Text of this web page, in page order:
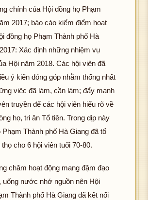
chính của Hội đồng họ Phạm
2017; báo cáo kiểm điểm hoạt
đồng họ Phạm Thành phố Hà
Xác định những nhiệm vụ
Hội năm 2018. Các hội viên đã
ý kiến đóng góp nhằm thống nhất
việc đã làm, cần làm; đẩy mạnh
truyền để các hội viên hiểu rõ về
họ, tri ân Tổ tiên. Trong dịp này
Phạm Thành phố Hà Giang đã tổ
cho 6 hội viên tuổi 70-80.
châm hoạt động mang đậm đạo
uống nước nhớ nguồn nên Hội
Thành phố Hà Giang đã kết nối